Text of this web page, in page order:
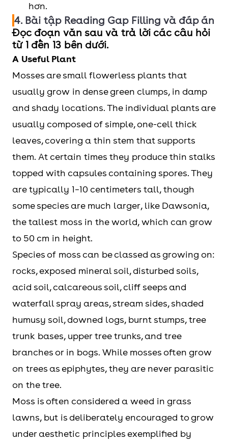
hơn.
4. Bài tập Reading Gap Filling và đáp án
Đọc đoạn văn sau và trả lời các câu hỏi
từ 1 đến 13 bên dưới.
A Useful Plant
Mosses are small flowerless plants that
usually grow in dense green clumps, in damp
and shady locations. The individual plants are
usually composed of simple, one-cell thick
leaves, covering a thin stem that supports
them. At certain times they produce thin stalks
topped with capsules containing spores. They
are typically 1–10 centimeters tall, though
some species are much larger, like Dawsonia,
the tallest moss in the world, which can grow
to 50 cm in height.
Species of moss can be classed as growing on:
rocks, exposed mineral soil, disturbed soils,
acid soil, calcareous soil, cliff seeps and
waterfall spray areas, stream sides, shaded
humusy soil, downed logs, burnt stumps, tree
trunk bases, upper tree trunks, and tree
branches or in bogs. While mosses often grow
on trees as epiphytes, they are never parasitic
on the tree.
Moss is often considered a weed in grass
lawns, but is deliberately encouraged to grow
under aesthetic principles exemplified by